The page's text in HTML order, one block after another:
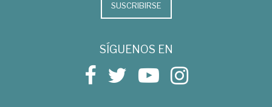
SUSCRIBIRSE
SÍGUENOS EN